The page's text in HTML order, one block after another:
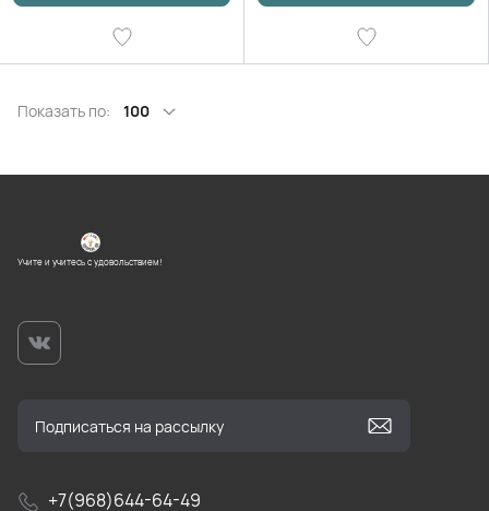
Показать по: 100
Учите и учитесь с удовольствием!
+7(968)644-64-49